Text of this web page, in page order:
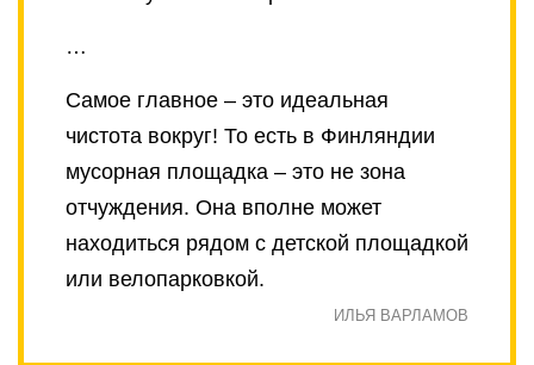
…
Самое главное – это идеальная
чистота вокруг! То есть в Финляндии
мусорная площадка – это не зона
отчуждения. Она вполне может
находиться рядом с детской площадкой
или велопарковкой.
ИЛЬЯ ВАРЛАМОВ